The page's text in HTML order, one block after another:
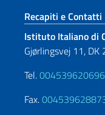
Sezione
Recapiti e Contatti
Istituto Italiano di
Gjørlingsvej 11,
Tel.004539620696
Fax.